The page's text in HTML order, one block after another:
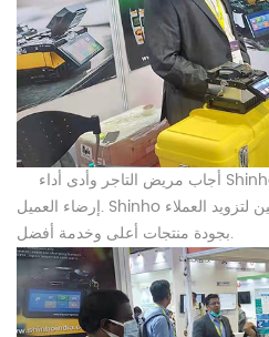
إرضاء العميل. Shinho على استعداد للعمل مع الموزعين لتزويد العملاء
بجودة منتجات أعلى وخدمة أفضل.